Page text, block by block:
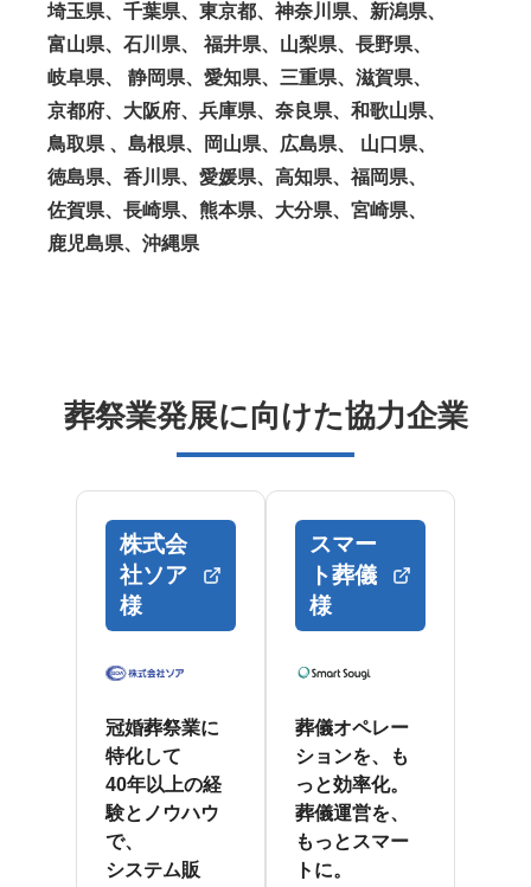
埼玉県、千葉県、東京都、神奈川県、新潟県、
富山県、石川県、 福井県、山梨県、長野県、
岐阜県、 静岡県、愛知県、三重県、滋賀県、
京都府、大阪府、兵庫県、奈良県、和歌山県、
鳥取県 、島根県、岡山県、広島県、 山口県、
徳島県、香川県、愛媛県、高知県、福岡県、
佐賀県、長崎県、熊本県、大分県、宮崎県、
鹿児島県、沖縄県
葬祭業発展に向けた協力企業
株式会
社ソア
様
冠婚葬祭業に
特化して
40年以上の経
験とノウハウ
で、
システム販
スマー
ト葬儀
様
葬儀オペレー
ションを、も
っと効率化。
葬儀運営を、
もっとスマー
トに。